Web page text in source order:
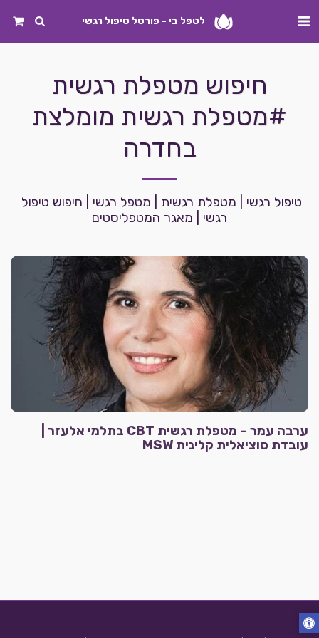
לטפל בי - פורטל טיפול רגשי
חיפוש מטפלת רגשית
#מטפלת רגשית מומלצת
בחדרה
רגשי | מאגר המטפליסטים
ערבה עמר – מטפלת רגשית CBT בתלמי אלעזר |
עובדת סוציאלית קלינית MSW